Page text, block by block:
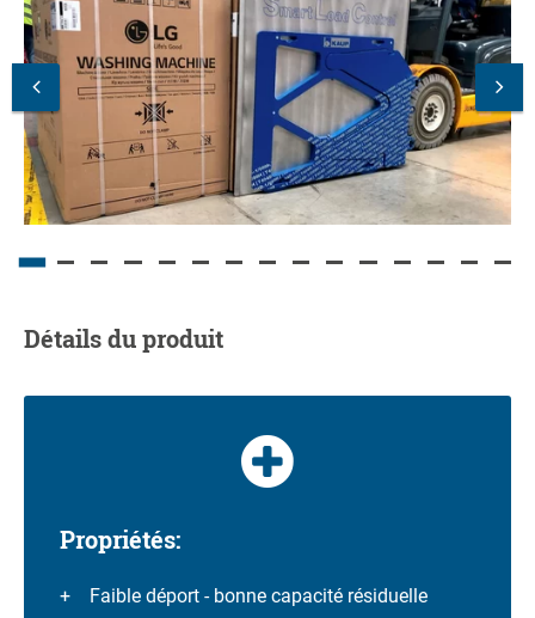
Détails du produit
Propriétés:
Faible déport - bonne capacité résiduelle